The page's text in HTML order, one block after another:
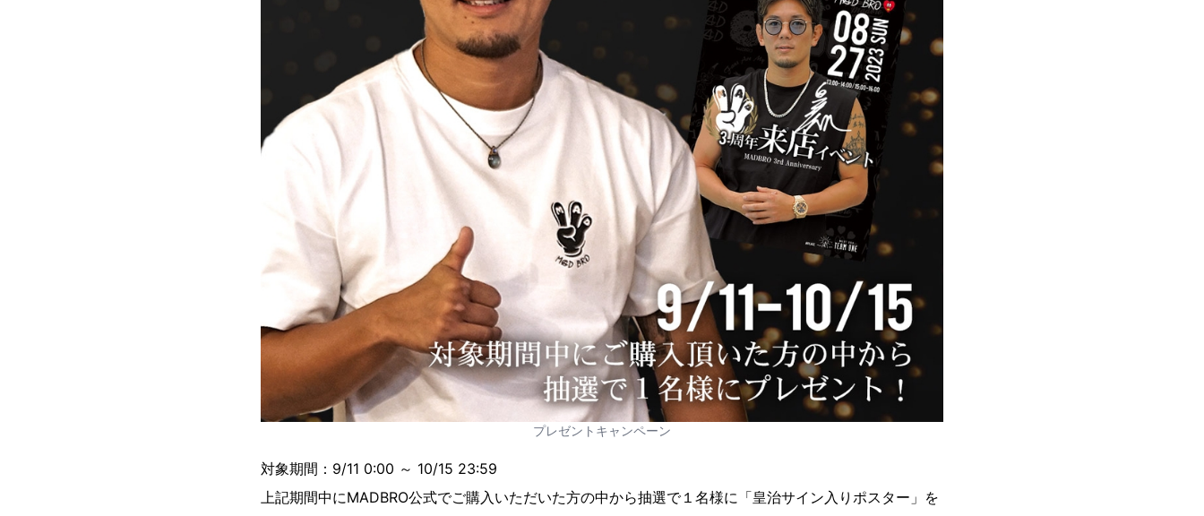
プレゼントキャンペーン
対象期間：9/11 0:00 ～ 10/15 23:59
上記期間中にMADBRO公式でご購入いただいた方の中から抽選で１名様に「皇治サイン入りポスター」を